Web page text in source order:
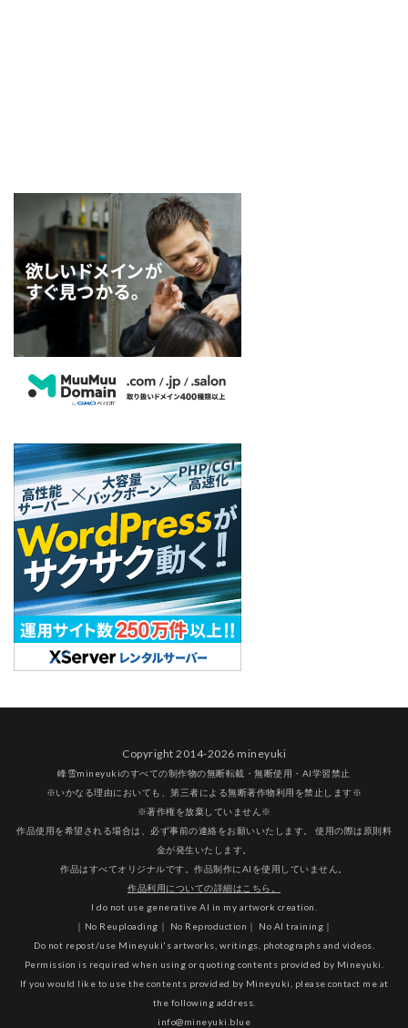
Copyright 2014-2026 mineyuki
峰雪mineyukiのすべての制作物の無断転載・無断使用・AI学習禁止
※いかなる理由においても、第三者による無断著作物利用を禁止します※
※著作権を放棄していません※
作品使用を希望される場合は、必ず事前の連絡をお願いいたします。 使用の際は原則料
金が発生いたします。
作品はすべてオリジナルです。作品制作にAIを使用していません。
作品利用についての詳細はこちら。
I do not use generative AI in my artwork creation.
｜No Reuploading｜ No Reproduction｜ No AI training｜
Do not repost/use Mineyuki's artworks, writings, photographs and videos.
Permission is required when using or quoting contents provided by Mineyuki.
If you would like to use the contents provided by Mineyuki, please contact me at
the following address.
info@mineyuki.blue